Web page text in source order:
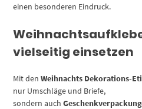
einen besonderen Eindruck.
vielseitig einsetzen
Mit denWeihnachts Dekorations-
nur Umschläge und Briefe,
sondern auch